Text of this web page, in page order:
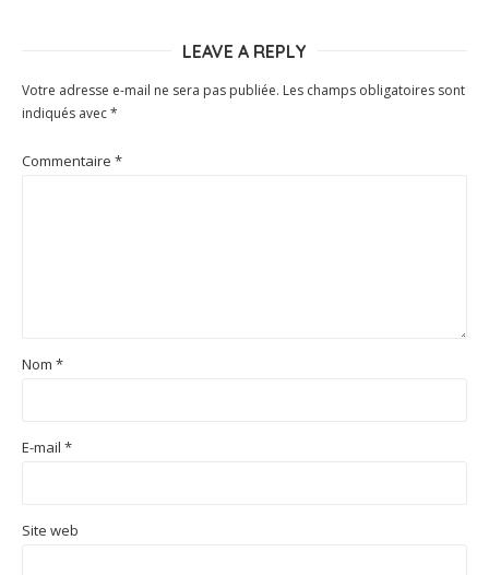
LEAVE A REPLY
Votre adresse e-mail ne sera pas publiée. Les champs obligatoires sont
indiqués avec*
Commentaire *
Nom *
E-mail *
Site web